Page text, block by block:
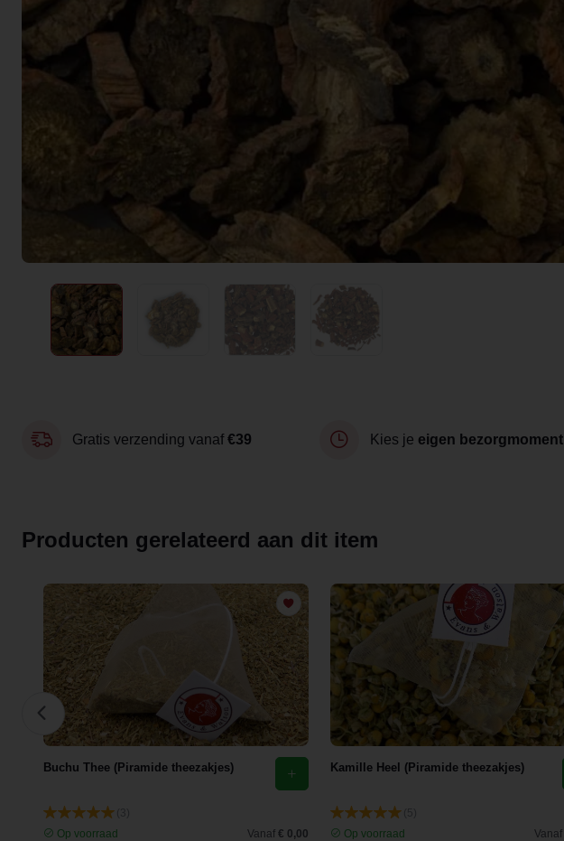
Gratis verzending vanaf €39 Kies je eigen bezorgmoment
Producten gerelateerd aan dit item
Buchu Thee (Piramide theezakjes)
Op voorraad
Vanaf € 0,00
Kamille Heel (Piramide theezakjes)
Op voorraad
Vanaf